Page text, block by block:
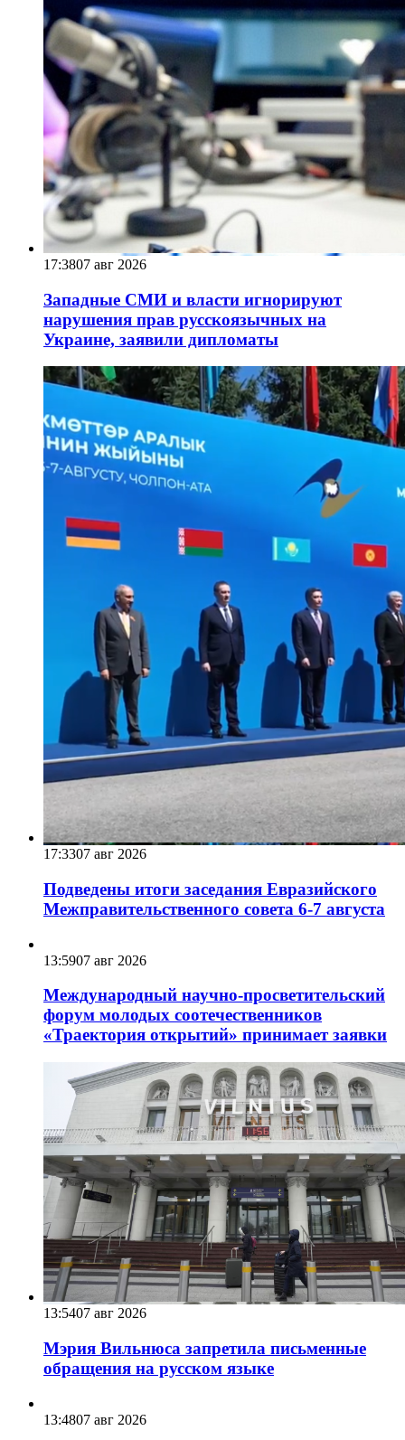
17:3807 авг 2026
Западные СМИ и власти игнорируют
нарушения прав русскоязычных на
Украине, заявили дипломаты
17:3307 авг 2026
Подведены итоги заседания Евразийского
Межправительственного совета 6-7 августа
13:5907 авг 2026
Международный научно-просветительский
форум молодых соотечественников
«Траектория открытий» принимает заявки
13:5407 авг 2026
Мэрия Вильнюса запретила письменные
обращения на русском языке
13:4807 авг 2026